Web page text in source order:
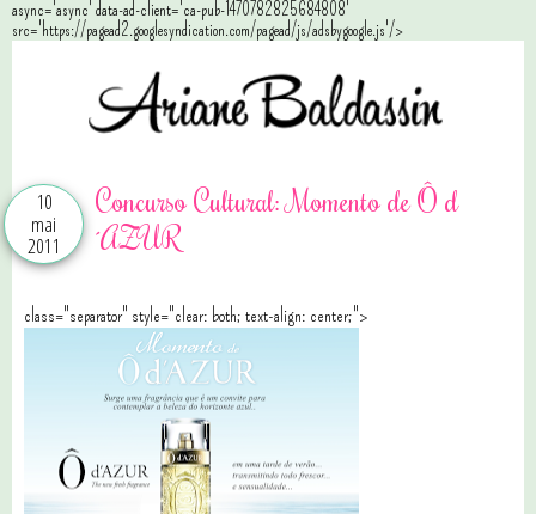
async='async' data-ad-client='ca-pub-1470782825684808'
src='https://pagead2.googlesyndication.com/pagead/js/adsbygoogle.js'/>
10
mai
2011
Concurso Cultural: Momento de Ô d
´AZUR
class="separator" style="clear: both; text-align: center;">